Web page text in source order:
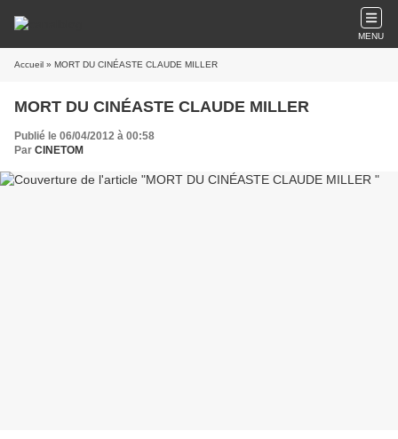
MENU
Accueil » MORT DU CINÉASTE CLAUDE MILLER
MORT DU CINÉASTE CLAUDE MILLER
Publié le 06/04/2012 à 00:58
Par CINETOM